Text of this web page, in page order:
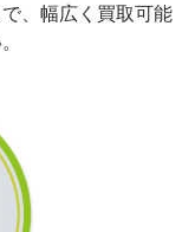
、幅広く買取可能